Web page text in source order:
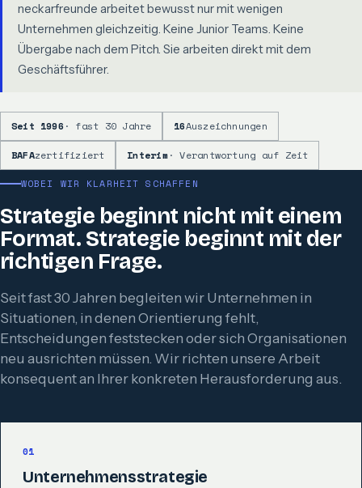
neckarfreunde arbeitet bewusst nur mit wenigen
Unternehmen gleichzeitig. Keine Junior Teams. Keine
Übergabe nach dem Pitch. Sie arbeiten direkt mit dem
Geschäftsführer.
Seit 1996· fast 30 Jahre 16Auszeichnungen
BAFAzertifiziert Interim· Verantwortung auf Zeit
WOBEI WIR KLARHEIT SCHAFFEN
Strategie beginnt nicht mit einem
Format. Strategie beginnt mit der
richtigen Frage.
Seit fast 30 Jahren begleiten wir Unternehmen in
Situationen, in denen Orientierung fehlt,
Entscheidungen feststecken oder sich Organisationen
neu ausrichten müssen. Wir richten unsere Arbeit
konsequent an Ihrer konkreten Herausforderung aus.
01
Unternehmensstrategie